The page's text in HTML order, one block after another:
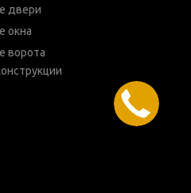
двери
окна
ворота